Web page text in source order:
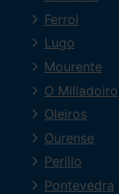
Ferrol
Lugo
Mourente
O Milladoiro
Oleiros
Ourense
Perillo
Pontevedra